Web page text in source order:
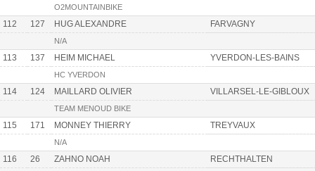
O2MOUNTAINBIKE
112 127 HUG ALEXANDRE FARVAGNY
N/A
113 137 HEIM MICHAEL YVERDON-LES-BAINS
HC YVERDON
114 124 MAILLARD OLIVIER VILLARSEL-LE-GIBLOUX
TEAM MENOUD BIKE
115 171 MONNEY THIERRY TREYVAUX
N/A
116 26 ZAHNO NOAH RECHTHALTEN